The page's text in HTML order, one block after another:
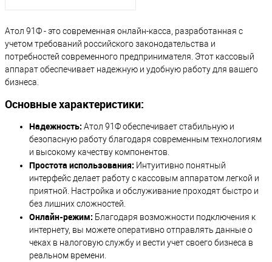
Атол 91Ф - это современная онлайн-касса, разработанная с
учетом требований российского законодательства и
потребностей современного предпринимателя. Этот кассовый
аппарат обеспечивает надежную и удобную работу для вашего
бизнеса.
Основные характеристики:
Надежность: Атол 91Ф обеспечивает стабильную и
безопасную работу благодаря современным технологиям
и высокому качеству компонентов.
Простота использования: Интуитивно понятный
интерфейс делает работу с кассовым аппаратом легкой и
приятной. Настройка и обслуживание проходят быстро и
без лишних сложностей.
Онлайн-режим: Благодаря возможности подключения к
интернету, вы можете оперативно отправлять данные о
чеках в налоговую службу и вести учет своего бизнеса в
реальном времени.